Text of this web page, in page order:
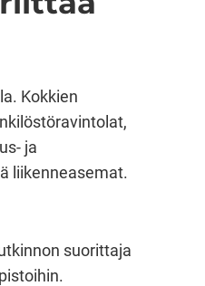
Kokkien
ja
liikenneasemat.
suorittaja